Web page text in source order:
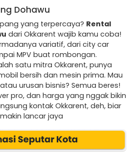
Dohawu
yang terpercaya? Rental
dari Okkarent wajib kamu coba!
variatif, dari city car
MPV buat rombongan.
satu mitra Okkarent, punya
bersih dan mesin prima. Mau
urusan bisnis? Semua beres!
pro, dan harga yang nggak bikin
kontak Okkarent, deh, biar
lancar jaya